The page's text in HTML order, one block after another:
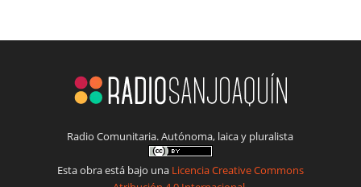
Radio Comunitaria. Autónoma, laica y pluralista
Esta obra está bajo una Licencia Creative Commons